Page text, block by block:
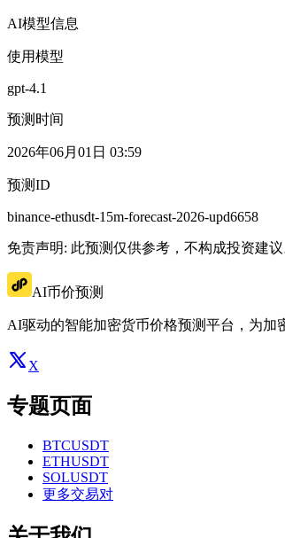
AI模型信息
使用模型
gpt-4.1
预测时间
2026年06月01日 03:59
预测ID
binance-ethusdt-15m-forecast-2026-upd6658
免责声明: 此预测仅供参考，不构成投资建
AI币价预测
AI驱动的智能加密货币价格预测平台，为加
X
专题页面
BTCUSDT
ETHUSDT
SOLUSDT
更多交易对